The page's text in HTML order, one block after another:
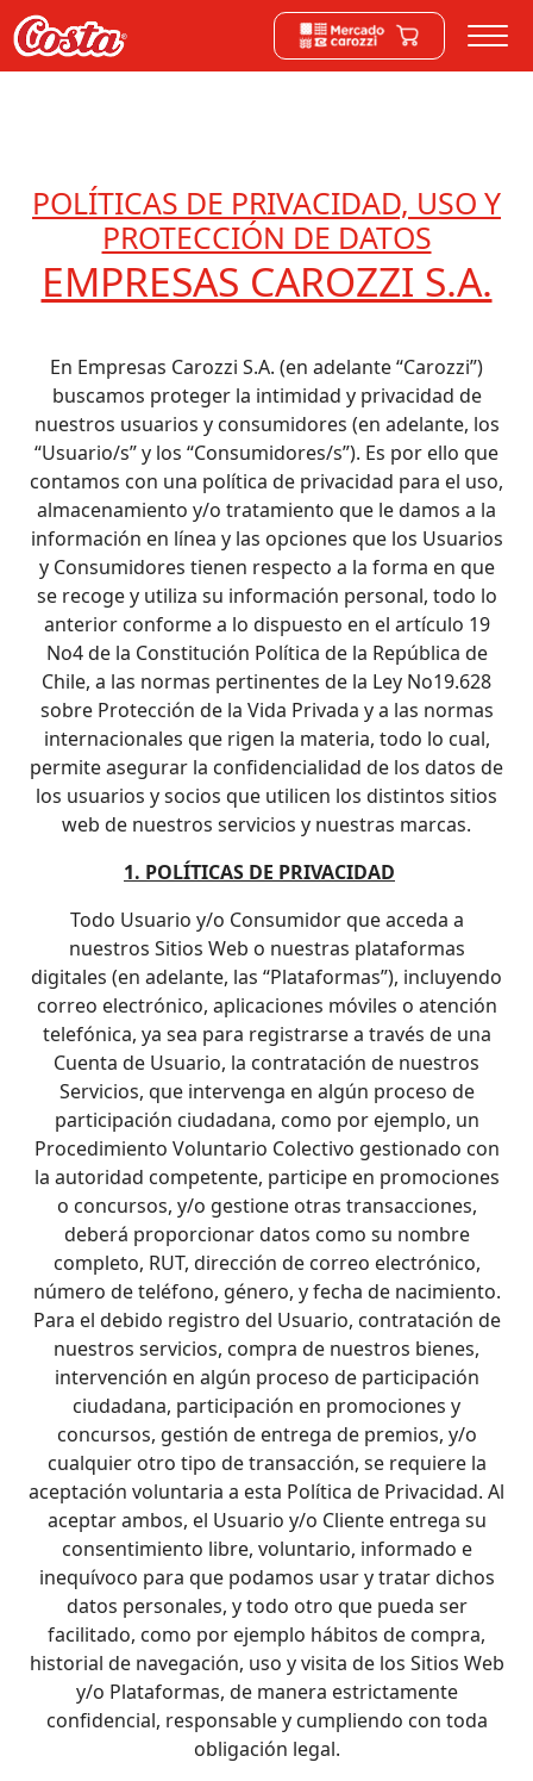
POLÍTICAS DE PRIVACIDAD, USO Y
PROTECCIÓN DE DATOS
EMPRESAS CAROZZI S.A.
En Empresas Carozzi S.A. (en adelante “Carozzi”)
buscamos proteger la intimidad y privacidad de
nuestros usuarios y consumidores (en adelante, los
“Usuario/s” y los “Consumidores/s”). Es por ello que
contamos con una política de privacidad para el uso,
almacenamiento y/o tratamiento que le damos a la
información en línea y las opciones que los Usuarios
y Consumidores tienen respecto a la forma en que
se recoge y utiliza su información personal, todo lo
anterior conforme a lo dispuesto en el artículo 19
No4 de la Constitución Política de la República de
Chile, a las normas pertinentes de la Ley No19.628
sobre Protección de la Vida Privada y a las normas
internacionales que rigen la materia, todo lo cual,
permite asegurar la confidencialidad de los datos de
los usuarios y socios que utilicen los distintos sitios
web de nuestros servicios y nuestras marcas.
1. POLÍTICAS DE PRIVACIDAD
Todo Usuario y/o Consumidor que acceda a
nuestros Sitios Web o nuestras plataformas
digitales (en adelante, las “Plataformas”), incluyendo
correo electrónico, aplicaciones móviles o atención
telefónica, ya sea para registrarse a través de una
Cuenta de Usuario, la contratación de nuestros
Servicios, que intervenga en algún proceso de
participación ciudadana, como por ejemplo, un
Procedimiento Voluntario Colectivo gestionado con
la autoridad competente, participe en promociones
o concursos, y/o gestione otras transacciones,
deberá proporcionar datos como su nombre
completo, RUT, dirección de correo electrónico,
número de teléfono, género, y fecha de nacimiento.
Para el debido registro del Usuario, contratación de
nuestros servicios, compra de nuestros bienes,
intervención en algún proceso de participación
ciudadana, participación en promociones y
concursos, gestión de entrega de premios, y/o
cualquier otro tipo de transacción, se requiere la
aceptación voluntaria a esta Política de Privacidad. Al
aceptar ambos, el Usuario y/o Cliente entrega su
consentimiento libre, voluntario, informado e
inequívoco para que podamos usar y tratar dichos
datos personales, y todo otro que pueda ser
facilitado, como por ejemplo hábitos de compra,
historial de navegación, uso y visita de los Sitios Web
y/o Plataformas, de manera estrictamente
confidencial, responsable y cumpliendo con toda
obligación legal.